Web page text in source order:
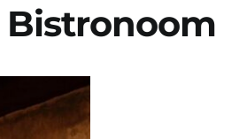
Bistronoom